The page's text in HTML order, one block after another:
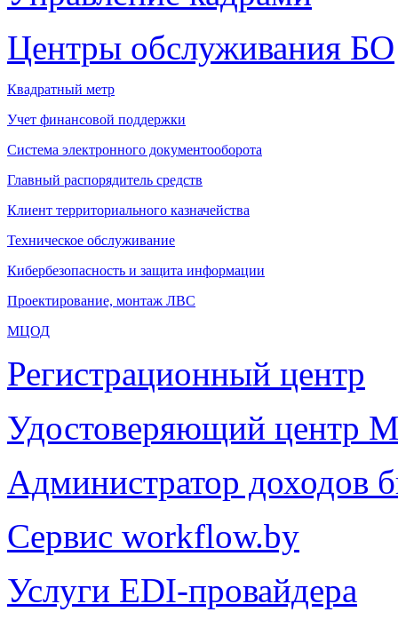
Центры обслуживания БО
Квадратный метр
Учет финансовой поддержки
Система электронного документооборота
Главный распорядитель средств
Клиент территориального казначейства
Техническое обслуживание
Кибербезопасность и защита информации
Проектирование, монтаж ЛВС
МЦОД
Регистрационный центр
Удостоверяющий центр
Администратор доходов
Сервис workflow.by
Услуги EDI-провайдера